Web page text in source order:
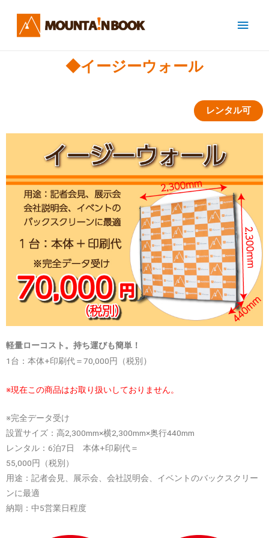
◆イージーウォール
レンタル可
軽量ローコスト。持ち運びも簡単！
1台：本体+印刷代＝70,000円（税別 ）
※現在この商品はお取り扱いしておりません。
※完全データ受け
設置サイズ：高2,300mm×横2,300mm×奥行440mm
レンタル：6泊7日 本体+印刷代＝
55,000円（税別）
用途：記者会見、展示会、会社説明会、イベントのバックスクリー
ンに最適
納期：中5営業日程度